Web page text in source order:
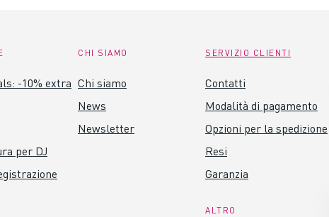
-10% extra
per DJ
CHI SIAMO
Chi siamo
News
Newsletter
SERVIZIO CLIENTI
Contatti
Modalità di pagamento
Opzioni per la spedizione
Resi
Garanzia
ALTRO